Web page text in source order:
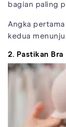
bagian paling
Angka
kedua
2. Pastikan